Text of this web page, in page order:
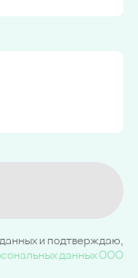
и подтверждаю,
данных ООО